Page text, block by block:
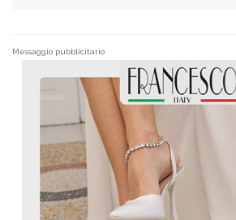
Messaggio pubblicitario